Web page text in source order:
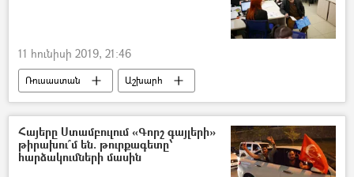
11 հունիսի 2019, 21:46
Ռուսաստան
Աշխարհ
Եվրասիական տնտեսական միություն (ԵԱՏՄ)
Հայերը Ստամբուլում «Գորշ գայլերի»
թիրախու՞մ են. թուրքագետը՝
հարձակումների մասին